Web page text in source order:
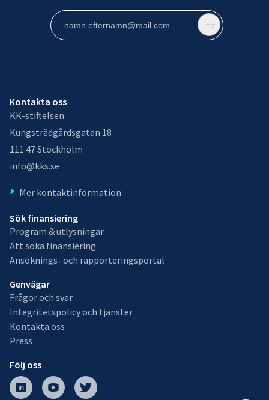
Kontakta oss
KK-stiftelsen
Kungsträdgårdsgatan 18
111 47 Stockholm
info@kks.se
Mer kontaktinformation
Sök finansiering
Program & utlysningar
Att söka finansiering
Ansöknings- och rapporteringsportal
Genvägar
Frågor och svar
Integritetspolicy och tjänster
Kontakta oss
Press
Följ oss